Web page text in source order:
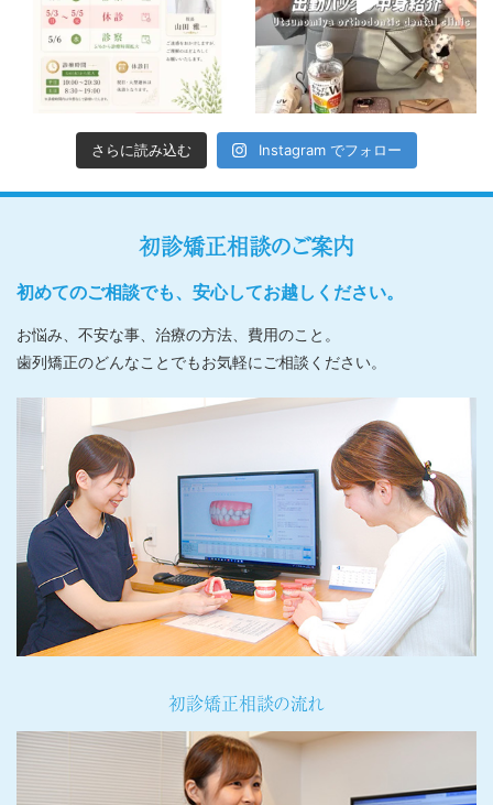
さらに読み込む Instagram でフォロー
初診矯正相談のご案内
初めてのご相談でも、安心してお越しください。
お悩み、不安な事、治療の方法、費用のこと。
歯列矯正のどんなことでもお気軽にご相談ください。
初診矯正相談の流れ